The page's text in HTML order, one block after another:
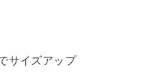
サイズアップ